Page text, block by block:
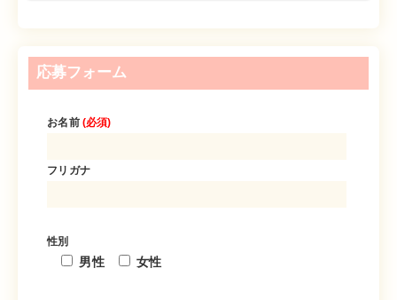
応募フォーム
お名前 (必須)
フリガナ
性別
男性 女性